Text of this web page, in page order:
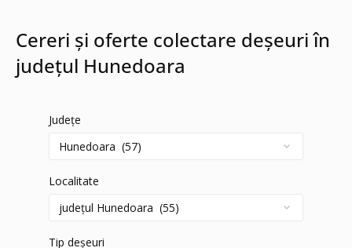
Cereri și oferte colectare deșeuri în
județul Hunedoara
Județe
Localitate
Tip deșeuri